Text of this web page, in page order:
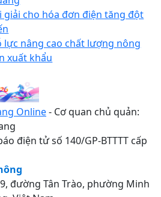
giải cho hóa đơn điện tăng đột
lực nâng cao chất lượng nông
xuất khẩu
Online- Cơ quan chủ quản:
điện tử số 140/GP-BTTTT cấp
đường Tân Trào, phường Minh